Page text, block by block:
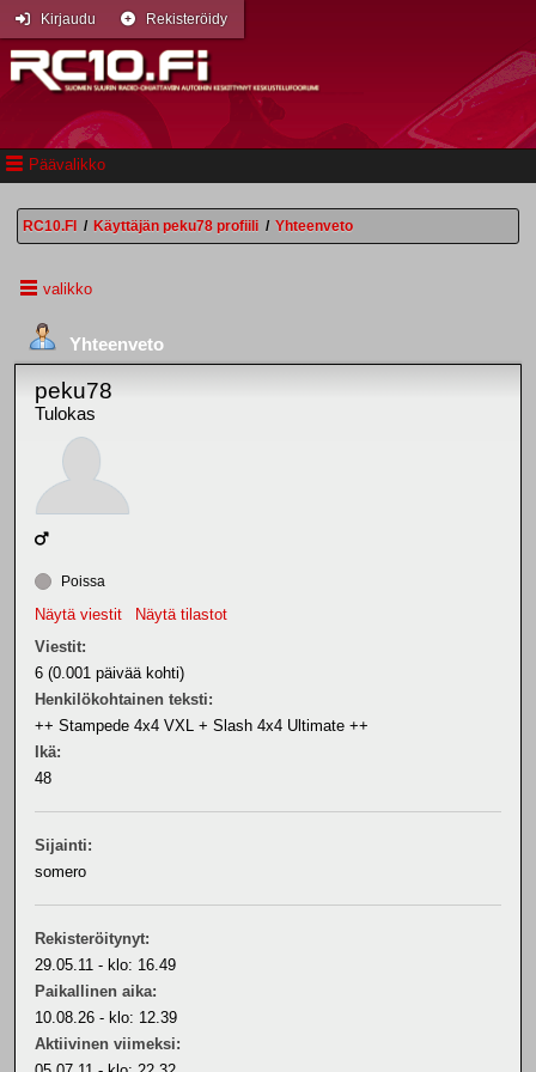
Päävalikko
Kirjaudu Rekisteröidy
RC10.FI / Käyttäjän peku78 profiili / Yhteenveto
valikko
Yhteenveto
peku78
Tulokas
Poissa
Näytä viestit
Näytä tilastot
Viestit:
6 (0.001 päivää kohti)
Henkilökohtainen teksti:
++ Stampede 4x4 VXL + Slash 4x4 Ultimate ++
Ikä:
48
Sijainti:
somero
Rekisteröitynyt:
29.05.11 - klo: 16.49
Paikallinen aika:
10.08.26 - klo: 12.39
Aktiivinen viimeksi: